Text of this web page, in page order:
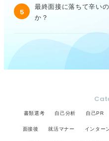
5
最終面接に落ちて辛い
か？
書類選考 自己分析 自己PR
面接後 就活マナー インター